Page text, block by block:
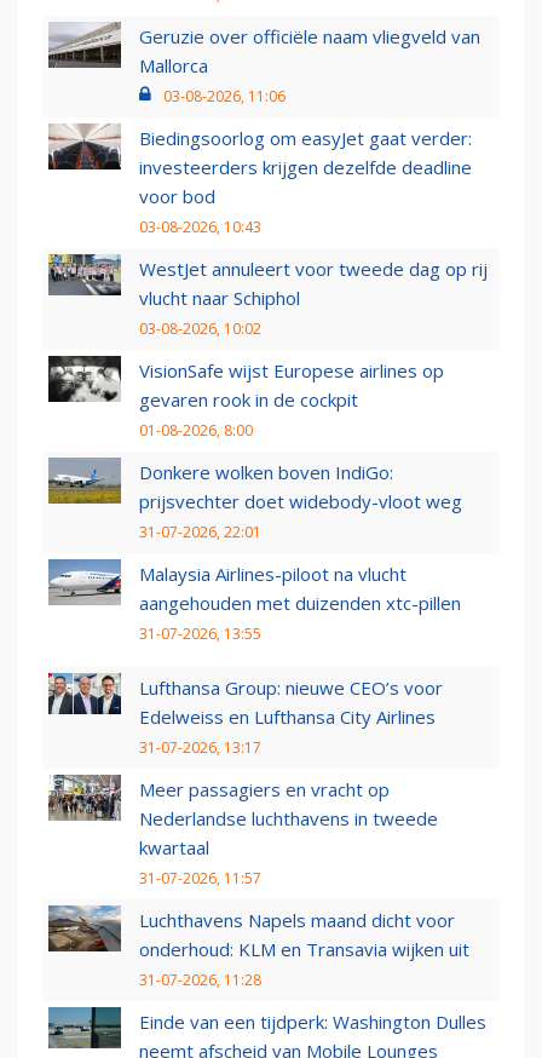
Geruzie over officiële naam vliegveld van
Mallorca
03-08-2026, 11:06
Biedingsoorlog om easyJet gaat verder:
investeerders krijgen dezelfde deadline
voor bod
03-08-2026, 10:43
WestJet annuleert voor tweede dag op rij
vlucht naar Schiphol
03-08-2026, 10:02
VisionSafe wijst Europese airlines op
gevaren rook in de cockpit
01-08-2026, 8:00
Donkere wolken boven IndiGo:
prijsvechter doet widebody-vloot weg
31-07-2026, 22:01
Malaysia Airlines-piloot na vlucht
aangehouden met duizenden xtc-pillen
31-07-2026, 13:55
Lufthansa Group: nieuwe CEO’s voor
Edelweiss en Lufthansa City Airlines
31-07-2026, 13:17
Meer passagiers en vracht op
Nederlandse luchthavens in tweede
kwartaal
31-07-2026, 11:57
Luchthavens Napels maand dicht voor
onderhoud: KLM en Transavia wijken uit
31-07-2026, 11:28
Einde van een tijdperk: Washington Dulles
neemt afscheid van Mobile Lounges